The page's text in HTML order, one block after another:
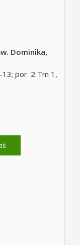
Dominika,
por. 2 Tm 1,